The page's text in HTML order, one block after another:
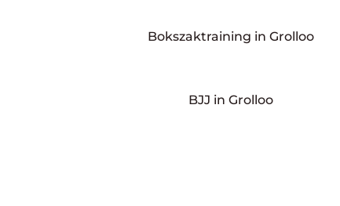
Bokszaktraining in Grolloo
BJJ in Grolloo